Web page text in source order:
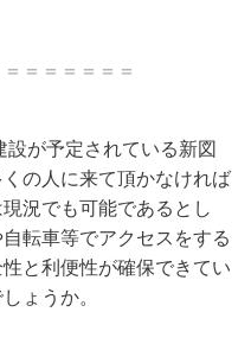
＝＝＝＝＝＝
設が予定されている新図
の人に来て頂かなければ
況でも可能であるとし
転車等でアクセスをする
と利便性が確保できてい
ょうか。